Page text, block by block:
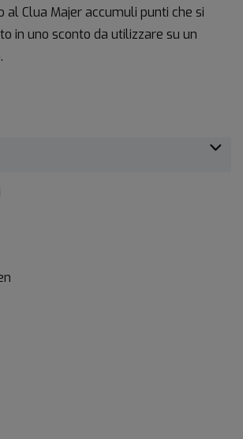
al Clua Majer accumuli punti che si
in uno sconto da utilizzare su un